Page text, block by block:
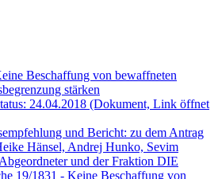
Beschaffung von bewaffneten
stärken
24.04.2018 (Dokument, Link öffnet
und Bericht: zu dem Antrag
Hänsel, Andrej Hunko, Sevim
und der Fraktion DIE
19/1831 - Keine Beschaffung von